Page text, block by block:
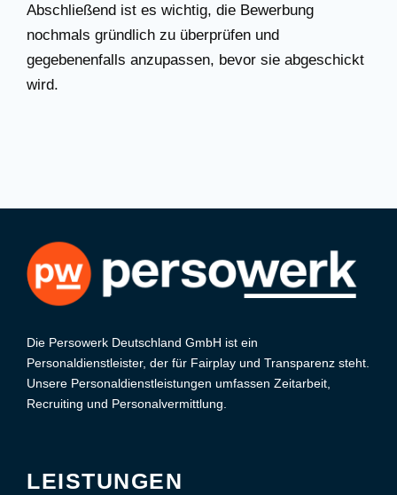
Abschließend ist es wichtig, die Bewerbung
nochmals gründlich zu überprüfen und
gegebenenfalls anzupassen, bevor sie abgeschickt
wird.
Die Persowerk Deutschland GmbH ist ein
Personaldienstleister, der für Fairplay und Transparenz steht.
Unsere Personaldienstleistungen umfassen Zeitarbeit,
Recruiting und Personalvermittlung.
LEISTUNGEN